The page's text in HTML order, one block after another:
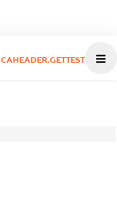
CAHEADER.GETTEST